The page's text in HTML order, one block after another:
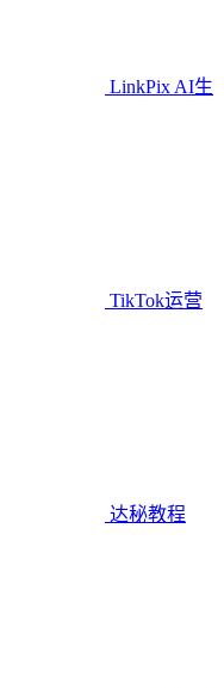
LinkPix AI生
TikTok运营
达秘教程